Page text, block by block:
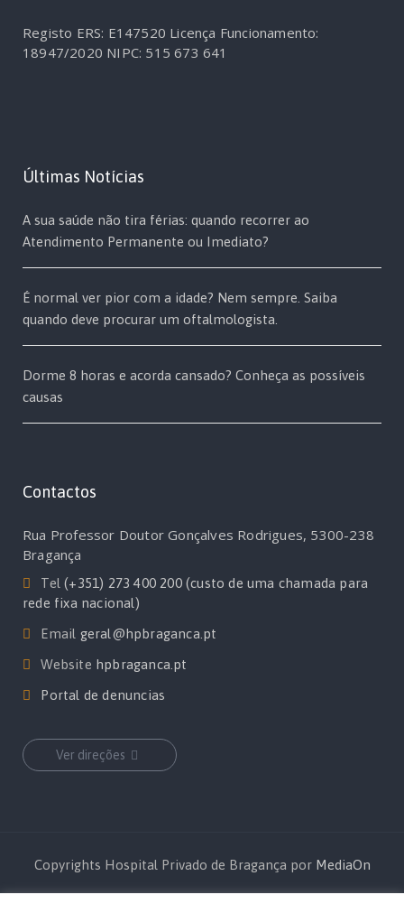
Registo ERS: E147520 Licença Funcionamento:
18947/2020 NIPC: 515 673 641
Últimas Notícias
A sua saúde não tira férias: quando recorrer ao
Atendimento Permanente ou Imediato?
É normal ver pior com a idade? Nem sempre. Saiba
quando deve procurar um oftalmologista.
Dorme 8 horas e acorda cansado? Conheça as possíveis
causas
Contactos
Rua Professor Doutor Gonçalves Rodrigues, 5300-238
Bragança
Tel(+351) 273 400 200 (custo de uma chamada para
rede fixa nacional)
Email geral@hpbraganca.pt
Website hpbraganca.pt
Portal de denuncias
Ver direções
Copyrights Hospital Privado de Bragança por MediaOn